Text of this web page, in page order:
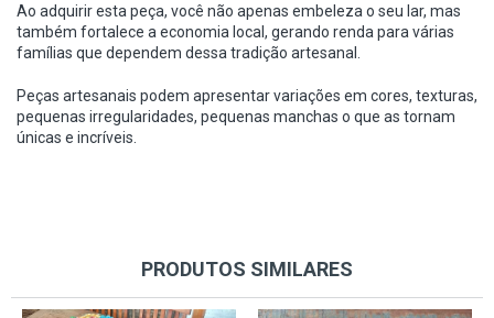
Ao adquirir esta peça, você não apenas embeleza o seu lar, mas
também fortalece a economia local, gerando renda para várias
famílias que dependem dessa tradição artesanal.
Peças artesanais podem apresentar variações em cores, texturas,
pequenas irregularidades, pequenas manchas o que as tornam
únicas e incríveis.
PRODUTOS SIMILARES